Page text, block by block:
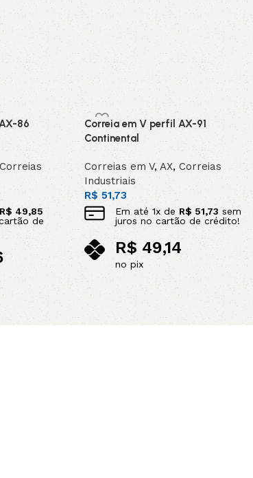
86
Correias
R$49,85
de
Correia em V perfil AX-91
Continental
Correias em V,AX,Correias
Industriais
R$ 51,73
Em até1x deR$ 51,73sem
juros no cartão de crédito!
R$ 49,14
no pix
Adicionar ao carrinho